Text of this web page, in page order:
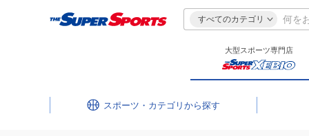
すべてのカテゴリ
大型スポーツ専門店
スポーツ・カテゴリ